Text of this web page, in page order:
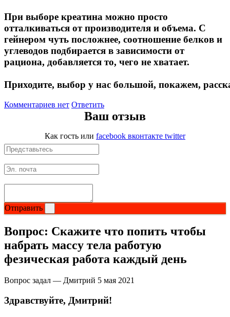
Многокомпонентный и яичный протеин
Растительный протеин
Снижение веса
НАЗАД
Жиросжигатели
Карнитин
Батончики и напитки
НАЗАД
Напитки
Протеиновые батончики
Протеиновые печенья
При выборе креатина можно просто
отталкиваться от производителя и объема. С
гейнером чуть посложнее, соотношение белков и
углеводов подбирается в зависимости от
рациона, добавляется то, чего не хватает.
Приходите, выбор у нас большой, покажем,
Комментариев нет Ответить
Ваш отзыв
Как гость или facebook вконтакте twitter
Отправить
Вопрос: Скажите что попить чтобы
набрать массу тела работую
фезическая работа каждый день
Вопрос задал — Дмитрий 5 мая 2021
Здравствуйте, Дмитрий!